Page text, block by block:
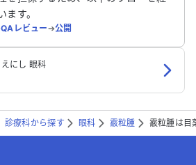
す。
QAレビュー➔公開
にし 眼科
診療科から探す 眼科 霰粒腫 霰粒腫は目